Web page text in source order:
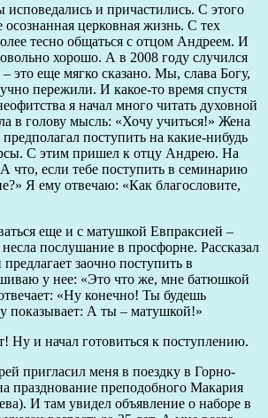
и причастились. С этого
осознанная церковная жизнь. С тех
тесно общаться с отцом Андреем. И
хорошо. А в 2008 году случился
это еще мягко сказано. Мы, слава Богу,
пережили. И какое-то время спустя
я начал много читать духовной
в голову мысль: «Хочу учиться!» Жена
поступить на какие-нибудь
С этим пришел к отцу Андрею. На
что, если тебе поступить в семинарию
Я ему отвечаю: «Как благословите,
еще и с матушкой Евпраксией –
послушание в просфорне. Рассказал
заочно поступить в
у нее: «Это что же, мне батюшкой
«Ну конечно! Ты будешь
показывает: А ты – матушкой!»
Ну и начал готовиться к поступлению.
пригласил меня в поездку в Горно-
празднование преподобного Макария
И там увидел объявление о наборе в